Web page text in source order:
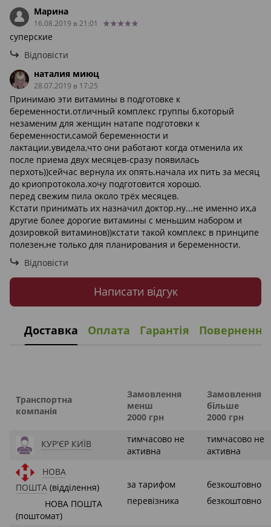
Марина
16.08.2019 в 21:01
суперские
Відповісти
наталия миюц
28.07.2019 в 17:25
Принимаю эти витамины в подготовке к
беременности.отличный комплекс группы б,который
незаменим для женщин натапе подготовки к
беременности,самой беременности и
лактации.увидела,что они работают когда отменила их
после приема двух месяцев-сразу появилась
перхоть))сейчас вернула их опять.начала их пить за месяц
до криопротокола.хочу подготовится хорошо.
перед свежим пила около трёх месяцев.
Кстати принимать их назначил доктор.ну...не именно их,а
другие более дорогие витамины с меньшим набором и
дозировкой витаминов))кстати такой комплекс в принципе
полезен,не только для планирования и беременности.
Відповісти
Написати відгук
Доставка Оплата Гарантія Повернення
Транспортна
компанія
Замовлення
менш
2000 грн
Замовлення
більше
2000 грн
КУР'ЄР КИЇВ
тимчасово не
активна
тимчасово не
активна
НОВА
ПОШТА (відділення)
НОВА ПОШТА
(поштомат)
за тарифом
перевізника
безкоштовно
безкоштовно